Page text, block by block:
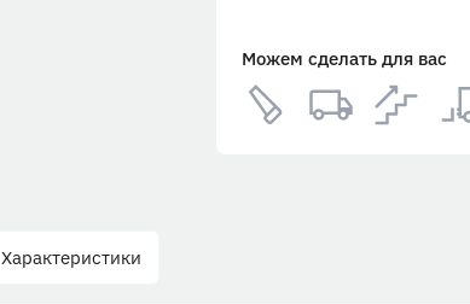
Можем сделать для вас
Характеристики